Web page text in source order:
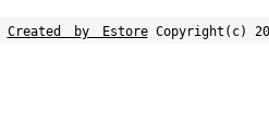
Created by EstoreCopyright(c)